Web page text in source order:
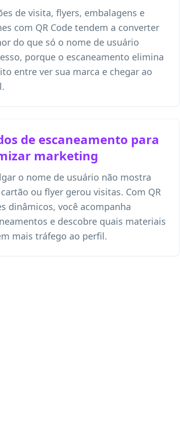
de visita, flyers, embalagens e
com QR Code tendem a converter
do que só o nome de usuário
porque o escaneamento elimina
entre ver sua marca e chegar ao
de escaneamento para
marketing
o nome de usuário não mostra
ou flyer gerou visitas. Com QR
dinâmicos, você acompanha
e descobre quais materiais
mais tráfego ao perfil.